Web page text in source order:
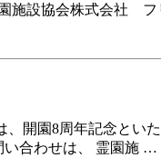
施設協会株式会社
、開園8周年記念とい
合わせは、 霊園施 …